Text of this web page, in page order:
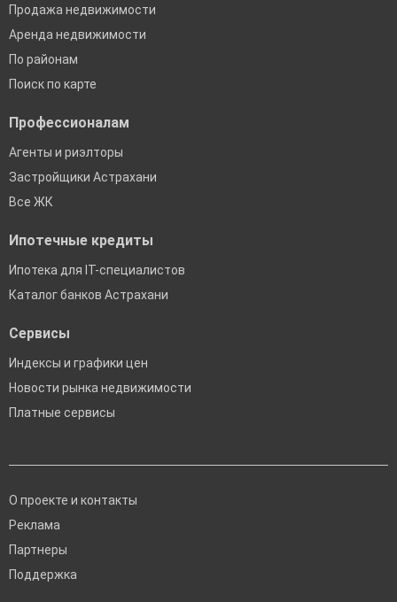
Продажа недвижимости
Аренда недвижимости
По районам
Поиск по карте
Профессионалам
Агенты и риэлторы
Застройщики Астрахани
Все ЖК
Ипотечные кредиты
Ипотека для IT-специалистов
Каталог банков Астрахани
Сервисы
Индексы и графики цен
Новости рынка недвижимости
Платные сервисы
О проекте и контакты
Реклама
Партнеры
Поддержка